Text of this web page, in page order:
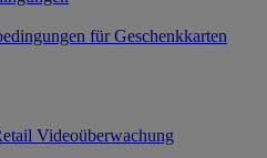
für Geschenkkarten
Videoüberwachung